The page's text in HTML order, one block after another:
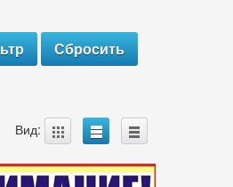
Вид: A B C